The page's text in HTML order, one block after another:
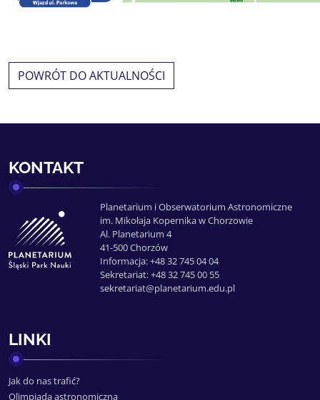
POWRÓT DO AKTUALNOŚCI
KONTAKT
Planetarium i Obserwatorium Astronomiczne
im. Mikołaja Kopernika w Chorzowie
Al. Planetarium 4
41-500 Chorzów
Informacja: +48 32 745 04 04
Sekretariat: +48 32 745 00 55
sekretariat@planetarium.edu.pl
LINKI
Jak do nas trafić?
Olimpiada astronomiczna